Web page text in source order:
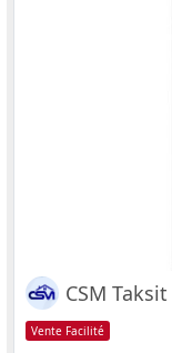
CSM Taksit
Vente Facilité